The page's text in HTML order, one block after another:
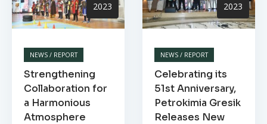
2023
NEWS / REPORT
Strengthening
Collaboration for
a Harmonious
Atmosphere
2023
NEWS / REPORT
Celebrating its
51st Anniversary,
Petrokimia Gresik
Releases New